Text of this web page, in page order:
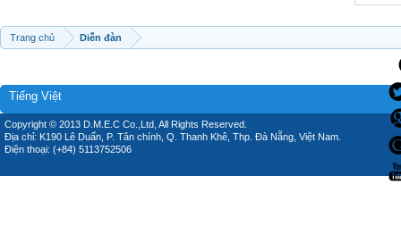
Trang chủ Diễn đàn
Tiếng Việt
Copyright © 2013 D.M.E.C Co.,Ltd, All Rights Reserved.
Địa chỉ: K190 Lê Duẩn, P. Tân chính, Q. Thanh Khê, Thp. Đà Nẵng, Việt Nam.
Điện thoại: (+84) 5113752506